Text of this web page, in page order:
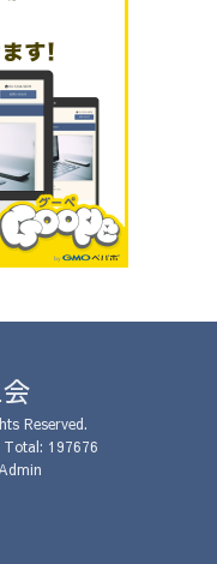
Reserved.
197676
Admin